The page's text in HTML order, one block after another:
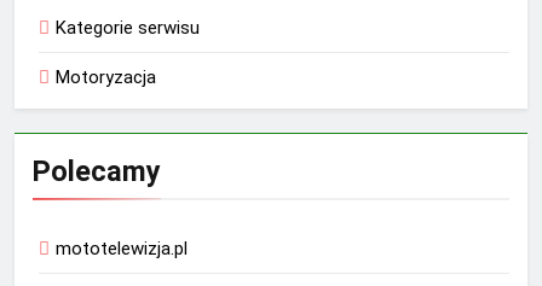
Kategorie serwisu
Motoryzacja
Polecamy
mototelewizja.pl